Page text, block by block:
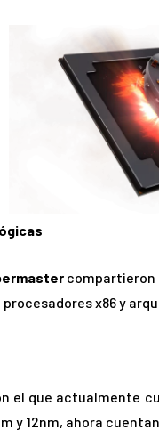
compartieron
procesadores x86 y
el que actualmente
y 12nm, ahora